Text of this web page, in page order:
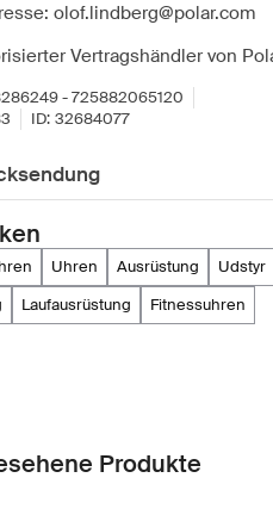
olof.lindberg@polar.com
Vertragshändler von
- 725882065120
ID: 32684077
uhren ausrüstung
udstyr
laufausrüstung
fitnessuhren
Produkte